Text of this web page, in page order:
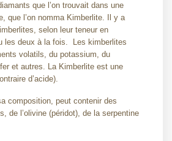
que l’on trouvait dans une
que l’on nomma Kimberlite. Il y a
selon leur teneur en
les deux à la fois.
Les kimberlites
volatils, du potassium, du
et autres. La Kimberlite est une
d’acide).
composition, peut contenir des
de l’olivine (péridot), de la serpentine